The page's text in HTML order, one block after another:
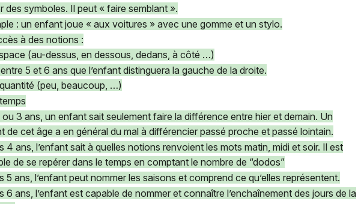
des symboles. Il peut « faire semblant ».
: un enfant joue « aux voitures » avec une gomme et un stylo.
à des notions :
(au-dessus, en dessous, dedans, à côté …)
entre 5 et 6 ans que l’enfant distinguera la gauche de la droite.
(peu, beaucoup, …)
3 ans, un enfant sait seulement faire la différence entre hier et demain. Un
de cet âge a en général du mal à différencier passé proche et passé lointain.
4 ans, l’enfant sait à quelles notions renvoient les mots matin, midi et soir. Il est
de se repérer dans le temps en comptant le nombre de “dodos”
5 ans, l’enfant peut nommer les saisons et comprend ce qu’elles représentent.
6 ans, l’enfant est capable de nommer et connaître l’enchaînement des jours de la